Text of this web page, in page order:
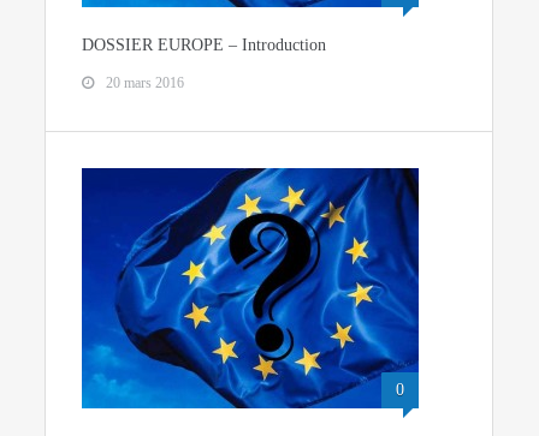
DOSSIER EUROPE – Introduction
20 mars 2016
0